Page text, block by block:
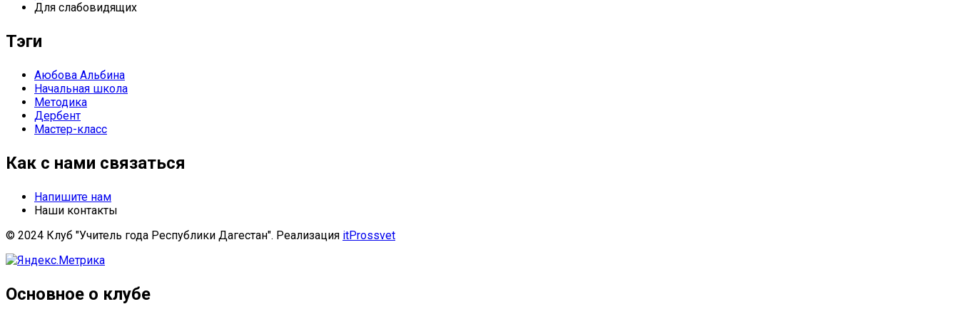
Для слабовидящих
Тэги
Аюбова Альбина
Начальная школа
Методика
Дербент
Мастер-класс
Как с нами связаться
Напишите нам
Наши контакты
© 2024 Клуб "Учитель года Республики Дагестан". Реализация itProssvet
Основное о клубе